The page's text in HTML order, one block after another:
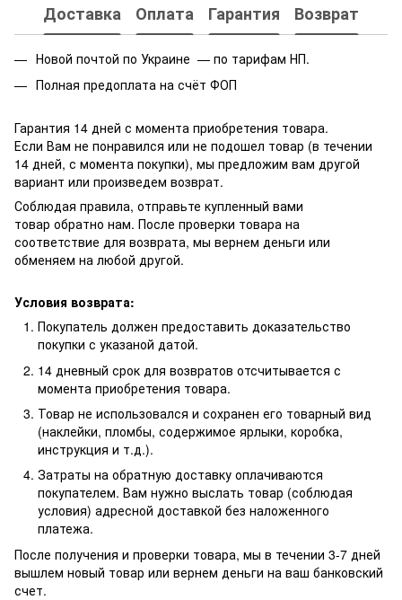
Доставка Оплата Гарантия Возврат
Новой почтой по Украине — по тарифам НП.
Полная предоплата на счёт ФОП
Гарантия 14 дней с момента приобретения товара.
Если Вам не понравился или не подошел товар (в течении
14 дней, с момента покупки), мы предложим вам другой
вариант или произведем возврат.
Соблюдая правила, отправьте купленный вами
товар обратно нам. После проверки товара на
соответствие для возврата, мы вернем деньги или
обменяем на любой другой.
Условия возврата:
Покупатель должен предоставить доказательство
покупки с указаной датой.
14 дневный срок для возвратов отсчитывается с
момента приобретения товара.
Товар не использовался и сохранен его товарный вид
(наклейки, пломбы, содержимое ярлыки, коробка,
инструкция и т.д.).
Затраты на обратную доставку оплачиваются
покупателем. Вам нужно выслать товар (соблюдая
условия) адресной доставкой без наложенного
платежа.
После получения и проверки товара, мы в течении 3-7 дней
вышлем новый товар или вернем деньги на ваш банковский
счет.